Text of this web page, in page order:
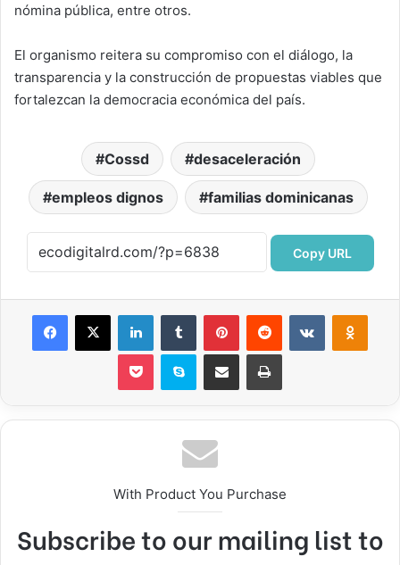
nómina pública, entre otros.
El organismo reitera su compromiso con el diálogo, la
transparencia y la construcción de propuestas viables que
fortalezcan la democracia económica del país.
Cossd desaceleración
empleos dignos familias dominicanas
Copy URL
Facebook
X LinkedInTumblr PinterestReddit VKontakte
Pocket Skype Compartir por correo electrónicoImprimir
With Product You Purchase
Subscribe to our mailing list to